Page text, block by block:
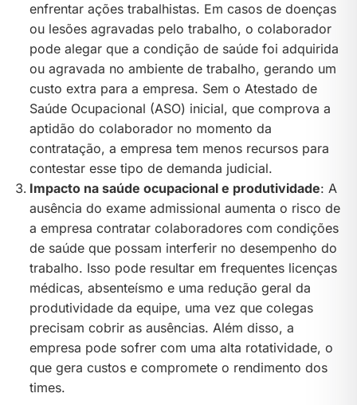
enfrentar ações trabalhistas. Em casos de doenças
ou lesões agravadas pelo trabalho, o colaborador
pode alegar que a condição de saúde foi adquirida
ou agravada no ambiente de trabalho, gerando um
custo extra para a empresa. Sem o Atestado de
Saúde Ocupacional (ASO) inicial, que comprova a
aptidão do colaborador no momento da
contratação, a empresa tem menos recursos para
contestar esse tipo de demanda judicial.
Impacto na saúde ocupacional e produtividade: A
ausência do exame admissional aumenta o risco de
a empresa contratar colaboradores com condições
de saúde que possam interferir no desempenho do
trabalho. Isso pode resultar em frequentes licenças
médicas, absenteísmo e uma redução geral da
produtividade da equipe, uma vez que colegas
precisam cobrir as ausências. Além disso, a
empresa pode sofrer com uma alta rotatividade, o
que gera custos e compromete o rendimento dos
times.